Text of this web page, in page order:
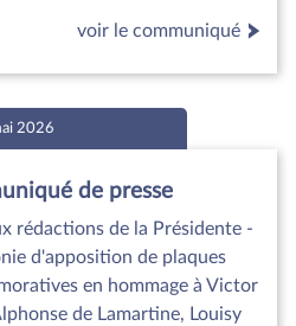
voir le communiqué
2026
de presse
rédactions de la Présidente -
d'apposition de plaques
en hommage à Victor
de Lamartine, Louisy